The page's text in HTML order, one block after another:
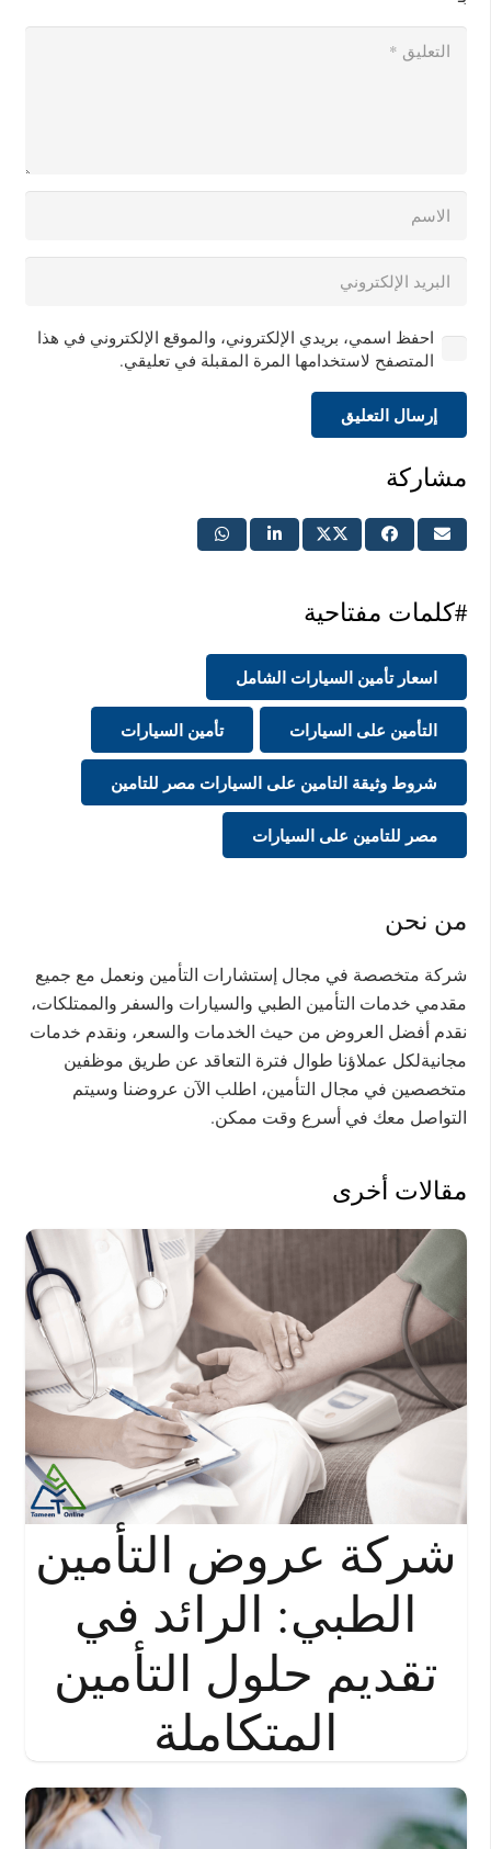
احفظ اسمي، بريدي الإلكتروني، والموقع الإلكتروني في هذا
المتصفح لاستخدامها المرة المقبلة في تعليقي.
إرسال التعليق
مشاركة
#كلمات مفتاحية
اسعار تأمين السيارات الشامل
التأمين على السيارات تأمين السيارات
شروط وثيقة التامين على السيارات مصر للتامين
مصر للتامين على السيارات
من نحن
شركة متخصصة في مجال إستشارات التأمين ونعمل مع جميع
مقدمي خدمات التأمين الطبي والسيارات والسفر والممتلكات،
نقدم أفضل العروض من حيث الخدمات والسعر، ونقدم خدمات
مجانيةلكل عملاؤنا طوال فترة التعاقد عن طريق موظفين
متخصصين في مجال التأمين، اطلب الآن عروضنا وسيتم
التواصل معك في أسرع وقت ممكن.
مقالات أخرى
شركة عروض التأمين
الطبي: الرائد في
تقديم حلول التأمين
المتكاملة